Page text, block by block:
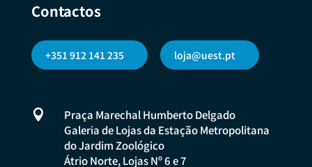
Contactos
+351 912 141 235 loja@uest.pt

Praça Marechal Humberto Delgado
Galeria de Lojas da Estação Metropolitana
do Jardim Zoológico
Átrio Norte, Lojas Nº 6 e 7